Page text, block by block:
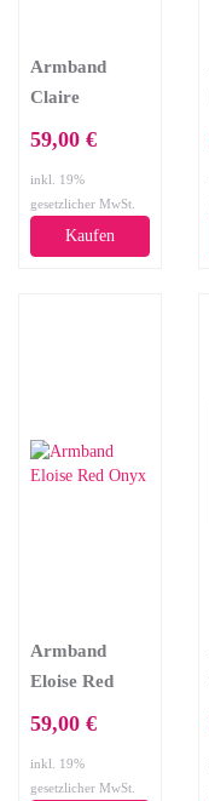
Armband
Claire
59,00 €
inkl. 19%
gesetzlicher MwSt.
Kaufen
Armband
Eloise Red
59,00 €
inkl. 19%
gesetzlicher MwSt.